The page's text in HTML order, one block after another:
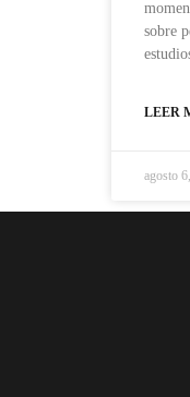
sobre
LEER
agosto